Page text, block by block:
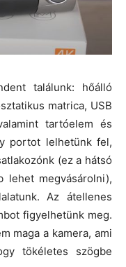
találunk: hőálló
matrica, USB
tartóelem és
portot lelhetünk fel,
(ez a hátsó
lehet megvásárolni),
Az átellenes
figyelhetünk meg.
maga a kamera, ami
tökéletes szögbe